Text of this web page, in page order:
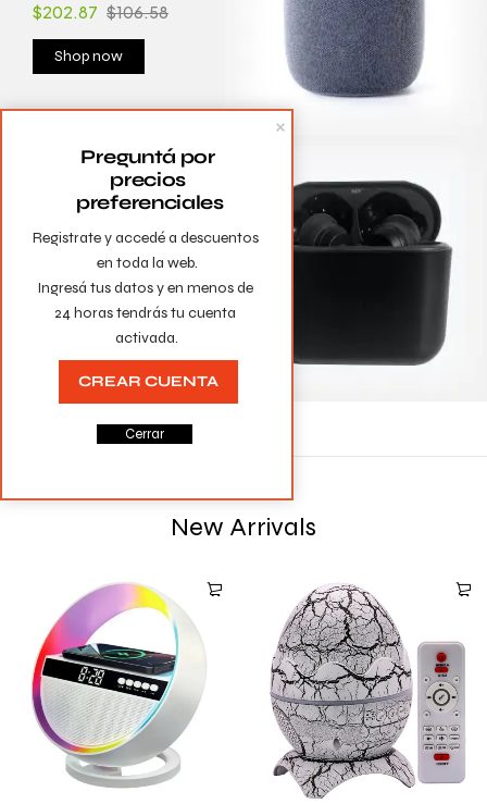
$202.87 $106.58
Shop now
WireLess
PS2 Buds
$202.87 $106.58
Shop now
New Arrivals
Registrate y accedé a descuentos
en toda la web.
Ingresá tus datos y en menos de
24 horas tendrás tu cuenta
activada.
Preguntá por
precios
preferenciales
CREAR CUENTA
Cerrar